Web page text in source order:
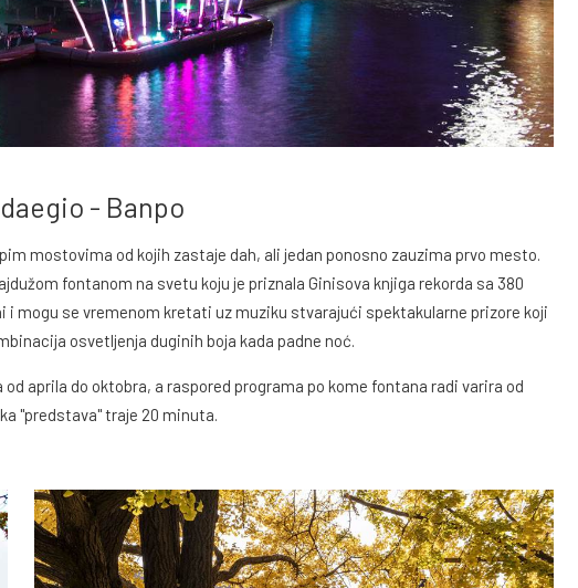
- Banpo
mostovima od kojih zastaje dah, ali jedan ponosno zauzima prvo mesto.
fontanom na svetu koju je priznala Ginisova knjiga rekorda sa 380
mogu se vremenom kretati uz muziku stvarajući spektakularne prizore koji
osvetljenja duginih boja kada padne noć.
aprila do oktobra, a raspored programa po kome fontana radi varira od
"predstava" traje 20 minuta.